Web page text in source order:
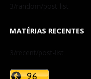
3/random/post-list
MATÉRIAS RECENTES
3/recent/post-list